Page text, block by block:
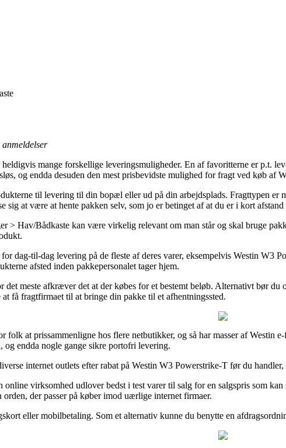
anmeldelser
mange forskellige leveringsmuligheder. En af favoritterne er p.t.
og endda desuden den mest prisbevidste mulighed for fragt ved køb af
til levering til din bopæl eller ud på din arbejdsplads. Fragttypen er
sig at være at hente pakken selv, som jo er betinget af at du er i kort
> Hav/Bådkaste kan være virkelig relevant om man står og skal bruge
dag-til-dag levering på de fleste af deres varer, eksempelvis Westin
afsted inden pakkepersonalet tager hjem.
meste afkræver det at der købes for et bestemt beløb. Alternativt bør
få fragtfirmaet til at bringe din pakke til et afhentningssted.
folk at prissammenligne hos flere netbutikker, og så har masser af Westin
endda nogle gange sikre portofri levering.
internet outlets efter rabat på Westin W3 Powerstrike-T før du
virksomhed udlover bedst i test varer til salg for en salgspris som
der passer på køber imod uærlige internet firmaer.
eller mobilbetaling. Som et alternativ kunne du benytte en